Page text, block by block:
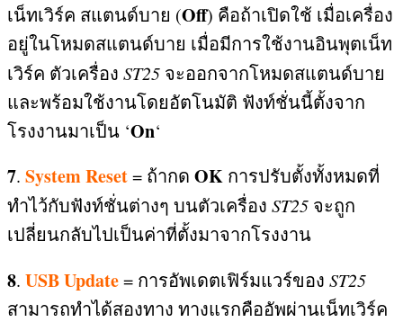
เน็ทเวิร์ค สแตนด์บาย (Off) คือถ้าเปิดใช้ เมื่อเครื่อง
อยู่ในโหมดสแตนด์บาย เมื่อมีการใช้งานอินพุตเน็ท
เวิร์ค ตัวเครื่อง ST25 จะออกจากโหมดสแตนด์บาย
และพร้อมใช้งานโดยอัตโนมัติ ฟังท์ชั่นนี้ตั้งจาก
โรงงานมาเป็น ‘On‘
7. System Reset= ถ้ากด OK การปรับตั้งทั้งหมดที่
ทำไว้กับฟังท์ชั่นต่างๆ บนตัวเครื่อง ST25 จะถูก
เปลี่ยนกลับไปเป็นค่าที่ตั้งมาจากโรงงาน
8. USB Update= การอัพเดตเฟิร์มแวร์ของ ST25
สามารถทำได้สองทาง ทางแรกคืออัพผ่านเน็ทเวิร์ค